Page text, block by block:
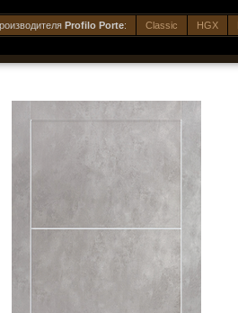
Profilo Porte: Classic HGX